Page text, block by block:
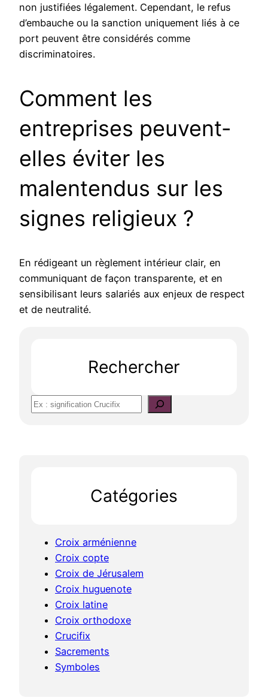
non justifiées légalement. Cependant, le refus
d’embauche ou la sanction uniquement liés à ce
port peuvent être considérés comme
discriminatoires.
Comment les
entreprises peuvent-
elles éviter les
malentendus sur les
signes religieux ?
En rédigeant un règlement intérieur clair, en
communiquant de façon transparente, et en
sensibilisant leurs salariés aux enjeux de respect
et de neutralité.
Rechercher
S
Catégories
Croix arménienne
Croix copte
Croix de Jérusalem
Croix huguenote
Croix latine
Croix orthodoxe
Crucifix
Sacrements
Symboles